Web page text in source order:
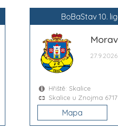
BoBaStav 10.
27.9.2026
Hřiště: Skalice
Skalice u Znojma
Mapa